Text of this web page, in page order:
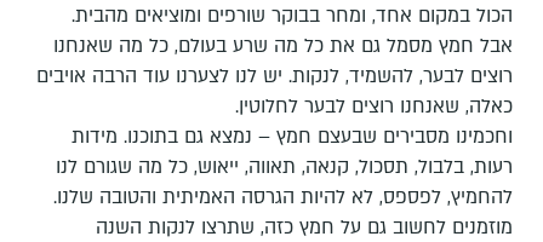
הכול במקום אחד, ומחר בבוקר שורפים ומוציאים מהבית.
אבל חמץ מסמל גם את כל מה שרע בעולם, כל מה שאנחנו
רוצים לבער, להשמיד, לנקות. יש לנו לצערנו עוד הרבה אויבים
כאלה, שאנחנו רוצים לבער לחלוטין.
וחכמינו מסבירים שבעצם חמץ – נמצא גם בתוכנו. מידות
רעות, בלבול, תסכול, קנאה, תאווה, ייאוש, כל מה שגורם לנו
להחמיץ, לפספס, לא להיות הגרסה האמיתית והטובה שלנו.
מוזמנים לחשוב גם על חמץ כזה, שתרצו לנקות השנה